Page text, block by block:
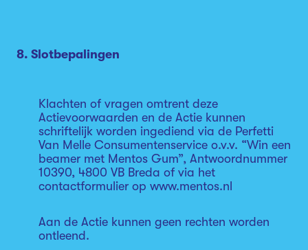
8. Slotbepalingen
Klachten of vragen omtrent deze
Actievoorwaarden en de Actie kunnen
schriftelijk worden ingediend via de Perfetti
Van Melle Consumentenservice o.v.v. “Win een
beamer met Mentos Gum”, Antwoordnummer
10390, 4800 VB Breda of via het
contactformulier op www.mentos.nl
Aan de Actie kunnen geen rechten worden
ontleend.